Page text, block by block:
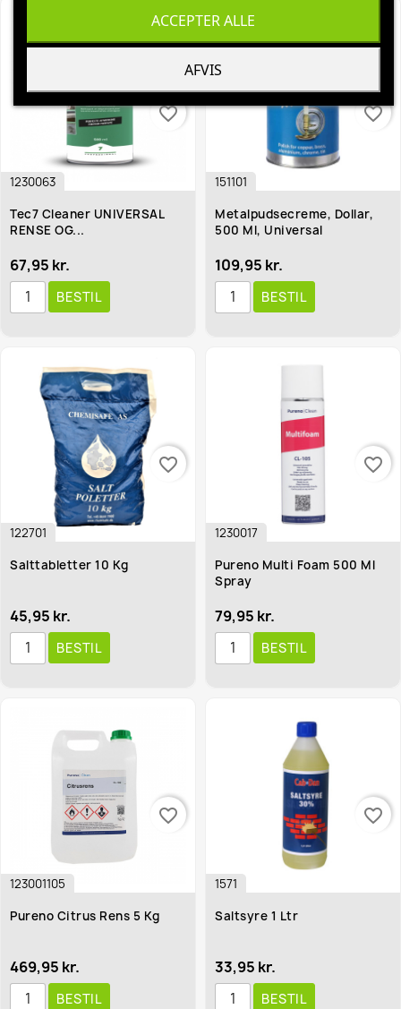
1230063
Tec7 Cleaner UNIVERSAL
RENSE OG...
67,95 kr.
BESTIL
favorite_border
151101
Metalpudsecreme, Dollar,
500 Ml, Universal
109,95 kr.
BESTIL
favorite_border
122701
Salttabletter 10 Kg
45,95 kr.
BESTIL
favorite_border
1230017
Pureno Multi Foam 500 Ml
Spray
79,95 kr.
BESTIL
favorite_border
123001105
Pureno Citrus Rens 5 Kg
469,95 kr.
BESTIL
favorite_border
1571
Saltsyre 1 Ltr
33,95 kr.
BESTIL
favorite_border
AFVIS
ACCEPTER ALLE